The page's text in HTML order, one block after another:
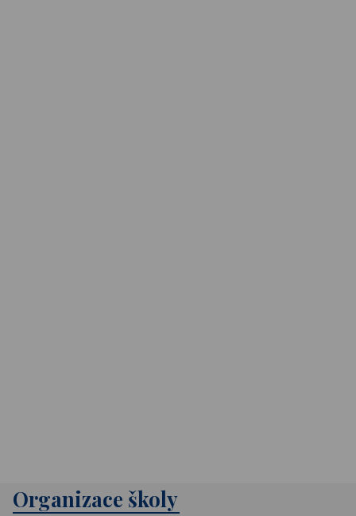
Organizace školy